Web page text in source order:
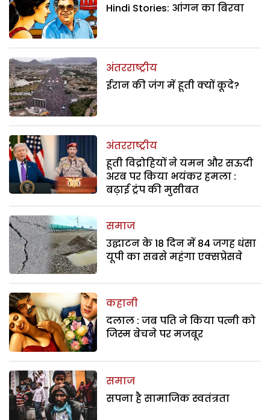
Hindi Stories: आंगन का बिरवा
अंतरराष्ट्रीय
ईरान की जंग में हूती क्यों कूदे?
अंतरराष्ट्रीय
हूती विद्रोहियों ने यमन और सऊदी
अरब पर किया भयंकर हमला :
बढ़ाई ट्रंप की मुसीबत
समाज
उद्घाटन के 18 दिन में 84 जगह धंसा
यूपी का सबसे महंगा एक्सप्रेसवे
कहानी
दलाल : जब पति ने किया पत्नी को
जिस्म बेचने पर मजबूर
समाज
सपना है सामाजिक स्वतंत्रता